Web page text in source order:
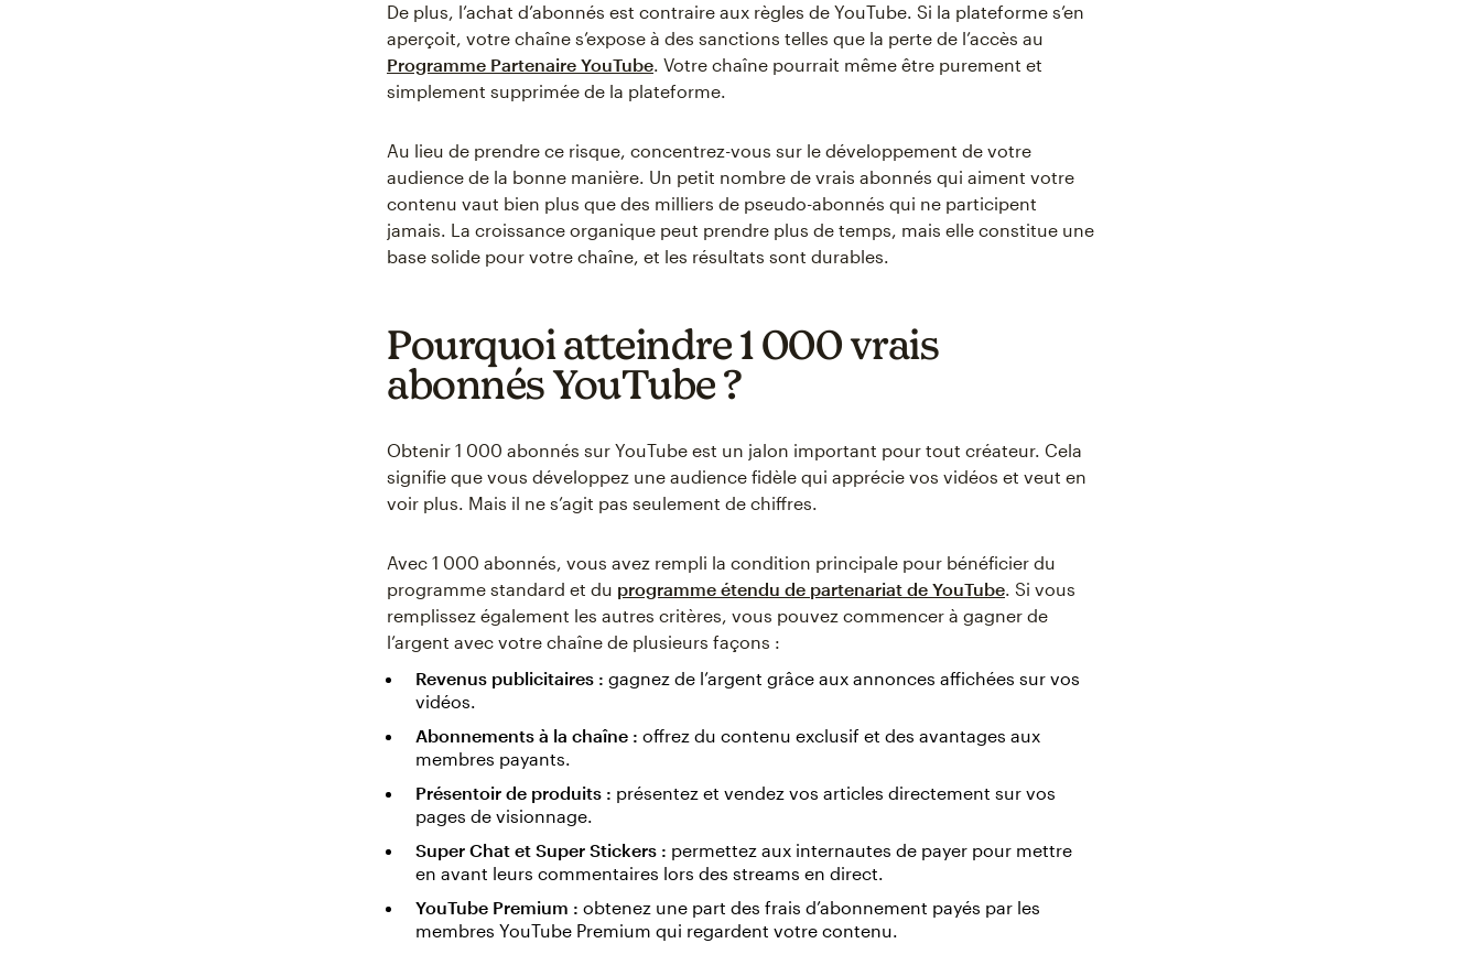
De plus, l’achat d’abonnés est contraire aux règles de YouTube. Si la plateforme s’en
aperçoit, votre chaîne s’expose à des sanctions telles que la perte de l’accès au
Programme Partenaire YouTube. Votre chaîne pourrait même être purement et
simplement supprimée de la plateforme.
Au lieu de prendre ce risque, concentrez-vous sur le développement de votre
audience de la bonne manière. Un petit nombre de vrais abonnés qui aiment votre
contenu vaut bien plus que des milliers de pseudo-abonnés qui ne participent
jamais. La croissance organique peut prendre plus de temps, mais elle constitue une
base solide pour votre chaîne, et les résultats sont durables.
Pourquoi atteindre 1 000 vrais
abonnés YouTube ?
Obtenir 1 000 abonnés sur YouTube est un jalon important pour tout créateur. Cela
signifie que vous développez une audience fidèle qui apprécie vos vidéos et veut en
voir plus. Mais il ne s’agit pas seulement de chiffres.
Avec 1 000 abonnés, vous avez rempli la condition principale pour bénéficier du
programme standard et du programme étendu de partenariat de YouTube. Si vous
remplissez également les autres critères, vous pouvez commencer à gagner de
l’argent avec votre chaîne de plusieurs façons :
Revenus publicitaires : gagnez de l’argent grâce aux annonces affichées sur vos
vidéos.
Abonnements à la chaîne : offrez du contenu exclusif et des avantages aux
membres payants.
Présentoir de produits : présentez et vendez vos articles directement sur vos
pages de visionnage.
Super Chat et Super Stickers : permettez aux internautes de payer pour mettre
en avant leurs commentaires lors des streams en direct.
YouTube Premium : obtenez une part des frais d’abonnement payés par les
membres YouTube Premium qui regardent votre contenu.